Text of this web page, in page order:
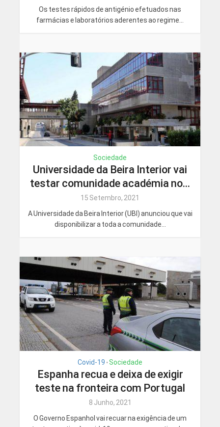
Os testes rápidos de antigénio efetuados nas
farmácias e laboratórios aderentes ao regime...
Sociedade
Universidade da Beira Interior vai
testar comunidade académia no...
15 Setembro, 2021
A Universidade da Beira Interior (UBI) anunciou que vai
disponibilizar a toda a comunidade...
Covid-19 • Sociedade
Espanha recua e deixa de exigir
teste na fronteira com Portugal
8 Junho, 2021
O Governo Espanhol vai recuar na exigência de um